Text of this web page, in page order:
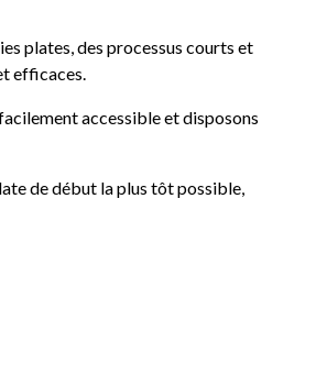
plates, des processus courts et
efficaces.
accessible et disposons
de début la plus tôt possible,